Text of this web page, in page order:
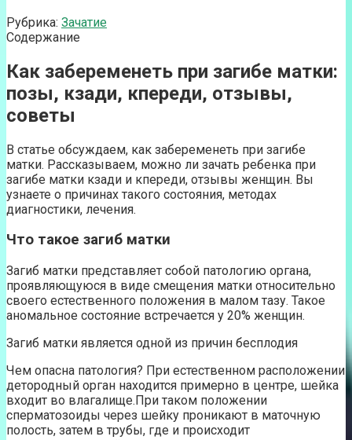
Рубрика: Зачатие
Содержание
Как забеременеть при загибе матки:
позы, кзади, кпереди, отзывы,
советы
В статье обсуждаем, как забеременеть при загибе
матки. Рассказываем, можно ли зачать ребенка при
загибе матки кзади и кпереди, отзывы женщин. Вы
узнаете о причинах такого состояния, методах
диагностики, лечения.
Что такое загиб матки
Загиб матки представляет собой патологию органа,
проявляющуюся в виде смещения матки относительно
своего естественного положения в малом тазу. Такое
аномальное состояние встречается у 20% женщин.
Загиб матки является одной из причин бесплодия
Чем опасна патология? При естественном расположении
детородный орган находится примерно в центре, шейка
входит во влагалище.При таком положении
сперматозоиды через шейку проникают в маточную
полость, затем в трубы, где и происходит